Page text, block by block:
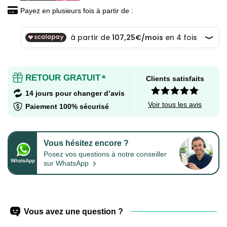
Payez en plusieurs fois à partir de :
RETOUR GRATUIT*
14 jours pour changer d’avis
Paiement 100% sécurisé
Clients satisfaits
Voir tous les avis
Vous hésitez encore ?
Posez vos questions à notre conseiller
sur WhatsApp ›
Vous avez une question ?